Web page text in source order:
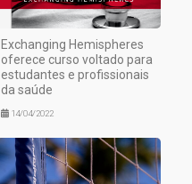
Exchanging Hemispheres
oferece curso voltado para
estudantes e profissionais
da saúde
14/04/2022